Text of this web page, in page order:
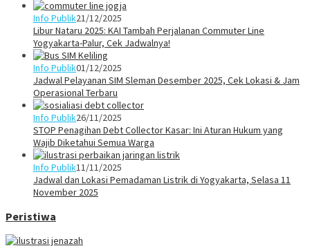
Info Publik21/12/2025
Libur Nataru 2025: KAI Tambah Perjalanan Commuter Line
Yogyakarta-Palur, Cek Jadwalnya!
Info Publik01/12/2025
Jadwal Pelayanan SIM Sleman Desember 2025, Cek Lokasi & Jam
Operasional Terbaru
Info Publik26/11/2025
STOP Penagihan Debt Collector Kasar: Ini Aturan Hukum yang
Wajib Diketahui Semua Warga
Info Publik11/11/2025
Jadwal dan Lokasi Pemadaman Listrik di Yogyakarta, Selasa 11
November 2025
Peristiwa